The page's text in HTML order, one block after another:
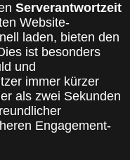
Serverantwortzeit
Website-
laden, bieten den
ist besonders
und
immer kürzer
als zwei Sekunden
Engagement-